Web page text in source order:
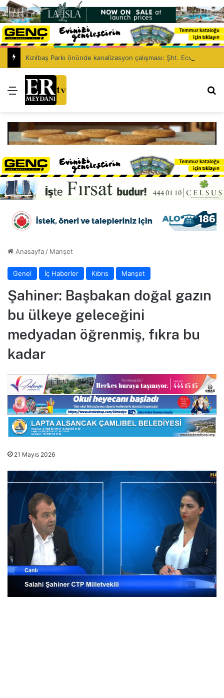
Menü
Anasayfa / Manşet
Genel İç Haberler Kıbrıs Manşet
Şahiner: Başbakan doğal gazın
bu ülkeye geleceğini
medyadan öğrenmiş, fıkra bu
kadar
21 Mayıs 2026